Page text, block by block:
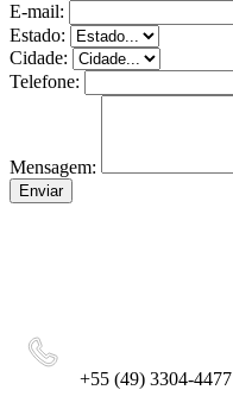
E-mail:
Estado:
Cidade:
Telefone:
Mensagem:
Enviar
+55 (49) 3304-4477